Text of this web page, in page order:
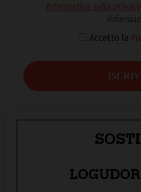
Informativa sulla privacy
Accetto la